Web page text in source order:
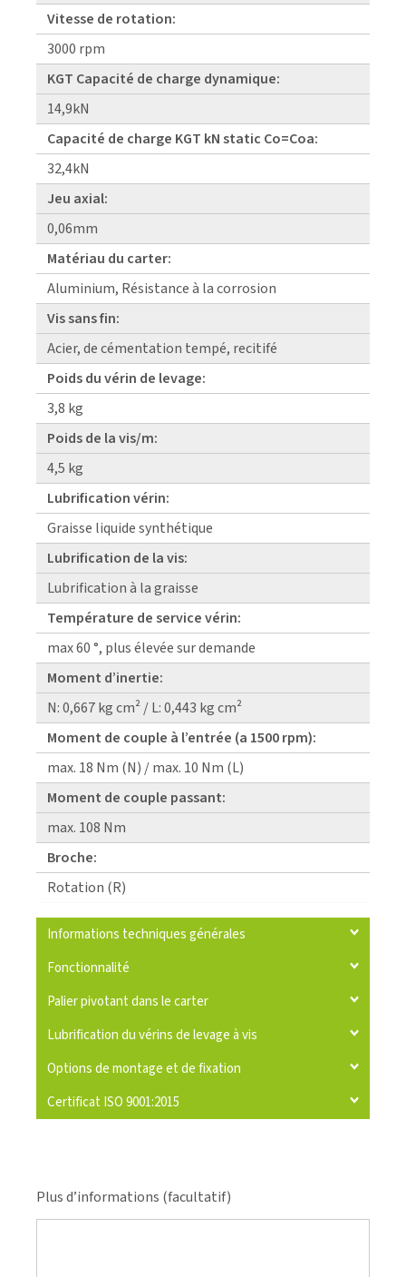
Vitesse de rotation:
3000 rpm
KGT Capacité de charge dynamique:
14,9kN
Capacité de charge KGT kN static Co=Coa:
32,4kN
Jeu axial:
0,06mm
Matériau du carter:
Aluminium, Résistance à la corrosion
Vis sans fin:
Acier, de cémentation tempé, recitifé
Poids du vérin de levage:
3,8 kg
Poids de la vis/m:
4,5 kg
Lubrification vérin:
Graisse liquide synthétique
Lubrification de la vis:
Lubrification à la graisse
Température de service vérin:
max 60 °, plus élevée sur demande
Moment d’inertie:
N: 0,667 kg cm² / L: 0,443 kg cm²
Moment de couple à l’entrée (a 1500 rpm):
max. 18 Nm (N) / max. 10 Nm (L)
Moment de couple passant:
max. 108 Nm
Broche:
Rotation (R)
Informations techniques générales
Fonctionnalité
Palier pivotant dans le carter
Lubrification du vérins de levage à vis
Options de montage et de fixation
Certificat ISO 9001:2015
Plus d’informations (facultatif)